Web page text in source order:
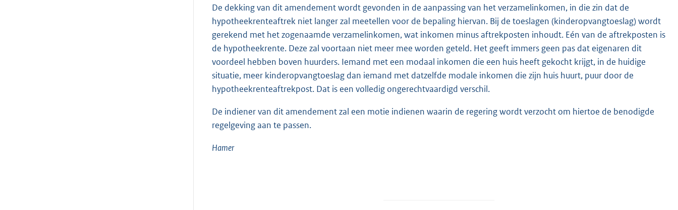
De dekking van dit amendement wordt gevonden in de aanpassing van het verzamelinkomen, in die zin dat de
hypotheekrenteaftrek niet langer zal meetellen voor de bepaling hiervan. Bij de toeslagen (kinderopvangtoeslag) wordt
gerekend met het zogenaamde verzamelinkomen, wat inkomen minus aftrekposten inhoudt. Eén van de aftrekposten is
de hypotheekrente. Deze zal voortaan niet meer mee worden geteld. Het geeft immers geen pas dat eigenaren dit
voordeel hebben boven huurders. Iemand met een modaal inkomen die een huis heeft gekocht krijgt, in de huidige
situatie, meer kinderopvangtoeslag dan iemand met datzelfde modale inkomen die zijn huis huurt, puur door de
hypotheekrenteaftrekpost. Dat is een volledig ongerechtvaardigd verschil.
De indiener van dit amendement zal een motie indienen waarin de regering wordt verzocht om hiertoe de benodigde
regelgeving aan te passen.
Hamer